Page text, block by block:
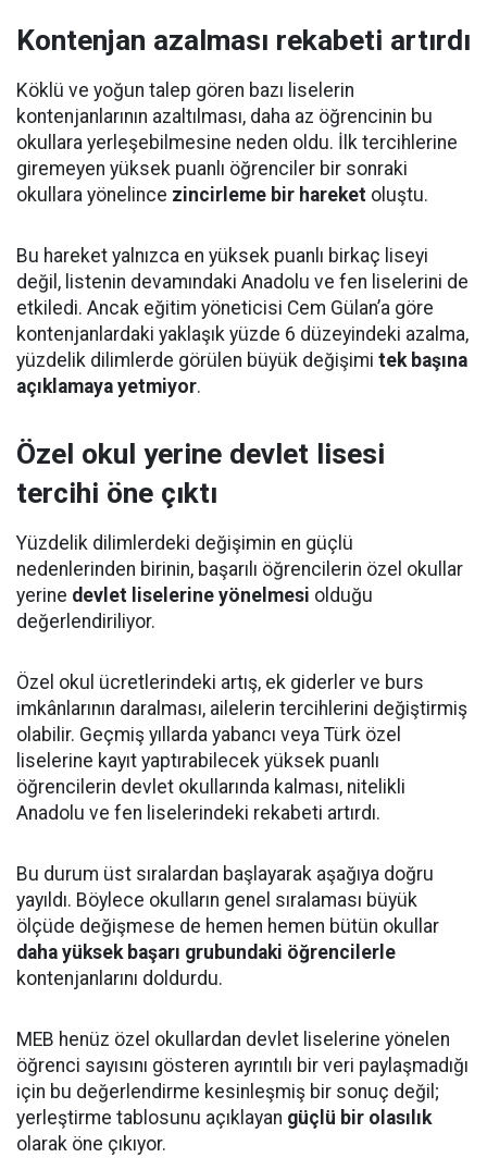
Kontenjan azalması rekabeti artırdı
Köklü ve yoğun talep gören bazı liselerin
kontenjanlarının azaltılması, daha az öğrencinin bu
okullara yerleşebilmesine neden oldu. İlk tercihlerine
giremeyen yüksek puanlı öğrenciler bir sonraki
okullara yönelince zincirleme bir hareket oluştu.
Bu hareket yalnızca en yüksek puanlı birkaç liseyi
değil, listenin devamındaki Anadolu ve fen liselerini de
etkiledi. Ancak eğitim yöneticisi Cem Gülan’a göre
kontenjanlardaki yaklaşık yüzde 6 düzeyindeki azalma,
yüzdelik dilimlerde görülen büyük değişimi tek başına
açıklamaya yetmiyor.
Özel okul yerine devlet lisesi
tercihi öne çıktı
Yüzdelik dilimlerdeki değişimin en güçlü
nedenlerinden birinin, başarılı öğrencilerin özel okullar
yerine devlet liselerine yönelmesi olduğu
değerlendiriliyor.
Özel okul ücretlerindeki artış, ek giderler ve burs
imkânlarının daralması, ailelerin tercihlerini değiştirmiş
olabilir. Geçmiş yıllarda yabancı veya Türk özel
liselerine kayıt yaptırabilecek yüksek puanlı
öğrencilerin devlet okullarında kalması, nitelikli
Anadolu ve fen liselerindeki rekabeti artırdı.
Bu durum üst sıralardan başlayarak aşağıya doğru
yayıldı. Böylece okulların genel sıralaması büyük
ölçüde değişmese de hemen hemen bütün okullar
daha yüksek başarı grubundaki öğrencilerle
kontenjanlarını doldurdu.
MEB henüz özel okullardan devlet liselerine yönelen
öğrenci sayısını gösteren ayrıntılı bir veri paylaşmadığı
için bu değerlendirme kesinleşmiş bir sonuç değil;
yerleştirme tablosunu açıklayan güçlü bir olasılık
olarak öne çıkıyor.